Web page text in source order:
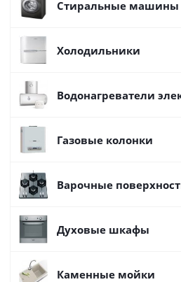
Стиральные машины
Холодильники
Водонагреватели
Газовые колонки
Варочные
Духовые шкафы
Каменные мойки